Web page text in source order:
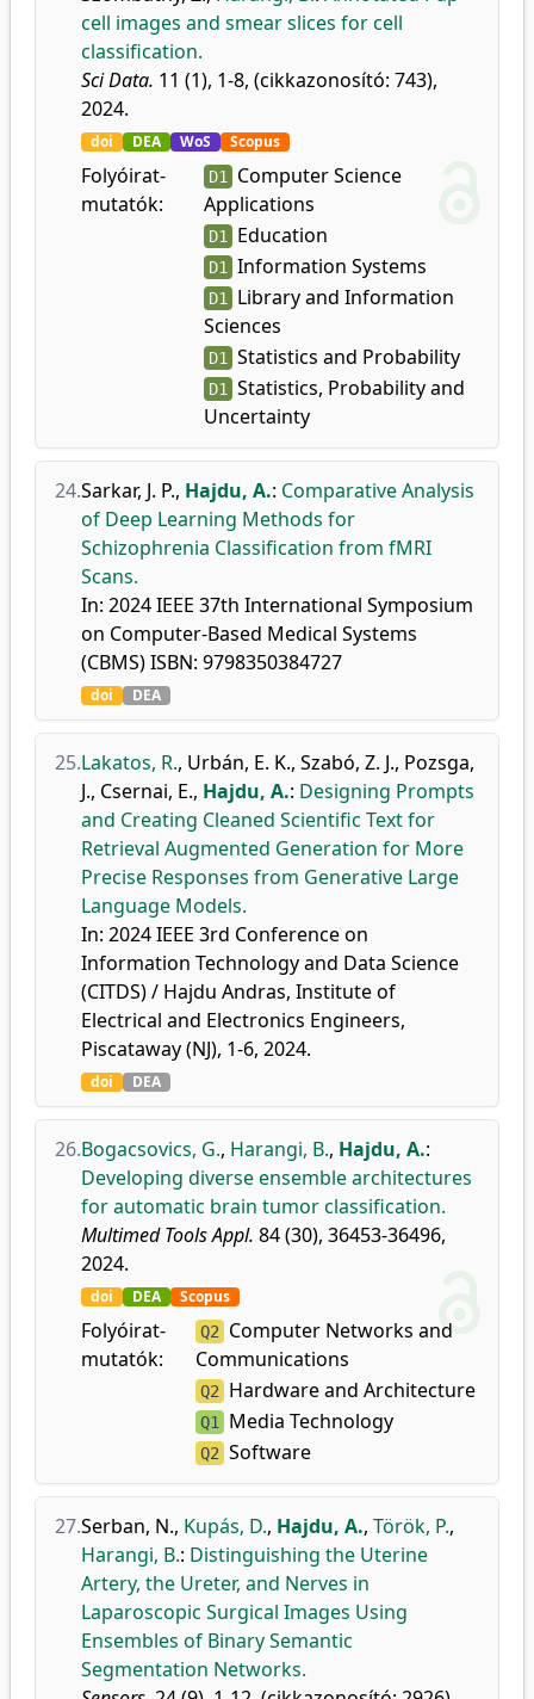
cell images and smear slices for cell
classification.
Sci Data. 11 (1), 1-8, (cikkazonosító: 743),
2024.
doi DEA WoS Scopus
Folyóirat-
mutatók:
D1
Computer Science
Applications
D1 Education
D1 Information Systems
D1
Library and Information
Sciences
D1 Statistics and Probability
D1
Statistics, Probability and
Uncertainty
24.Sarkar, J. P., Hajdu, A.: Comparative Analysis
of Deep Learning Methods for
Schizophrenia Classification from fMRI
Scans.
In: 2024 IEEE 37th International Symposium
on Computer-Based Medical Systems
(CBMS) ISBN: 9798350384727
doi DEA
25.Lakatos, R., Urbán, E. K., Szabó, Z. J., Pozsga,
J., Csernai, E., Hajdu, A.: Designing Prompts
and Creating Cleaned Scientific Text for
Retrieval Augmented Generation for More
Precise Responses from Generative Large
Language Models.
In: 2024 IEEE 3rd Conference on
Information Technology and Data Science
(CITDS) / Hajdu Andras, Institute of
Electrical and Electronics Engineers,
Piscataway (NJ), 1-6, 2024.
doi DEA
26.Bogacsovics, G., Harangi, B., Hajdu, A.:
Developing diverse ensemble architectures
for automatic brain tumor classification.
Multimed Tools Appl. 84 (30), 36453-36496,
2024.
doi DEA Scopus
Folyóirat-
mutatók:
Q2 Computer Networks and
Communications
Q2 Hardware and Architecture
Q1 Media Technology
Q2 Software
27.Serban, N., Kupás, D., Hajdu, A., Török, P.,
Harangi, B.: Distinguishing the Uterine
Artery, the Ureter, and Nerves in
Laparoscopic Surgical Images Using
Ensembles of Binary Semantic
Segmentation Networks.